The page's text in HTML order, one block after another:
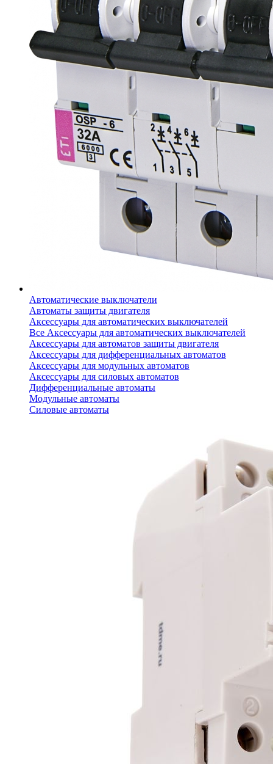
Автоматические выключатели
Автоматы защиты двигателя
Аксессуары для автоматических выключателей
Все Аксессуары для автоматических выключателей
Аксессуары для автоматов защиты двигателя
Аксессуары для дифференциальных автоматов
Аксессуары для модульных автоматов
Аксессуары для силовых автоматов
Дифференциальные автоматы
Модульные автоматы
Силовые автоматы